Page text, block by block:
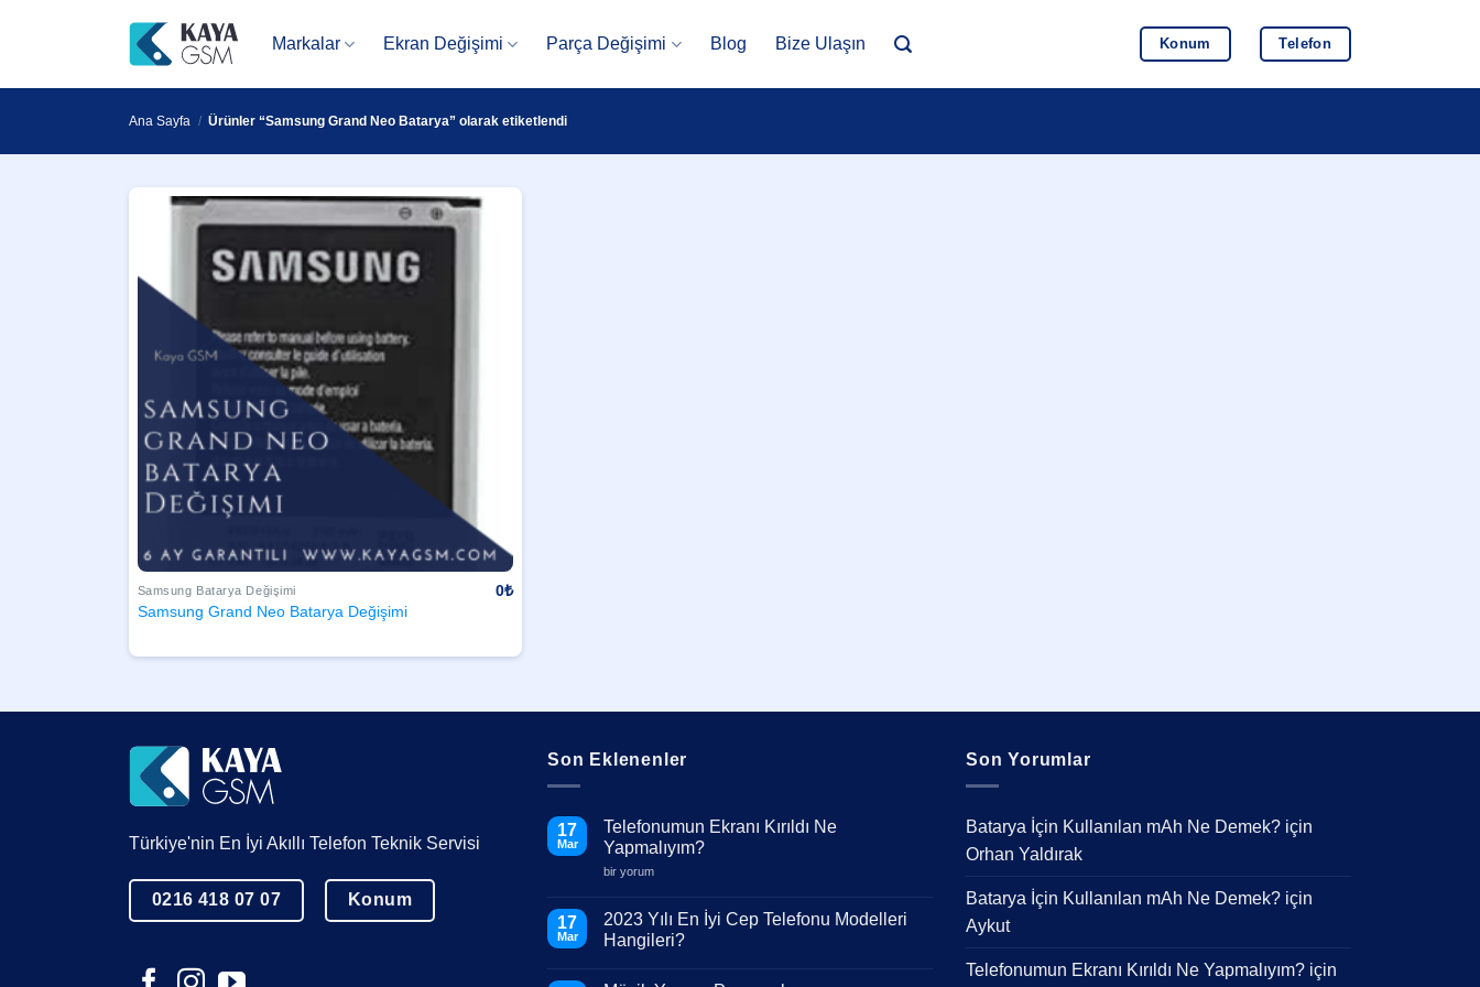
Markalar Ekran Değişimi Parça Değişimi Blog Bize Ulaşın Konum Telefon
Ana Sayfa / Ürünler “Samsung Grand Neo Batarya” olarak etiketlendi
Samsung Batarya Değişimi
Samsung Grand Neo Batarya Değişimi
0₺
Türkiye'nin En İyi Akıllı Telefon Teknik Servisi
0216 418 07 07 Konum
Son Eklenenler
17
Mar
Telefonumun Ekranı Kırıldı Ne
Yapmalıyım?
Telefonumun
Ne
Yapmalıyım?
için
bir yorum
17
Mar
2023 Yılı En İyi Cep Telefonu Modelleri
Hangileri?
Son Yorumlar
Batarya İçin Kullanılan mAh Ne Demek? için
Orhan Yaldırak
Batarya İçin Kullanılan mAh Ne Demek? için
Aykut
Telefonumun Ekranı Kırıldı Ne Yapmalıyım? için